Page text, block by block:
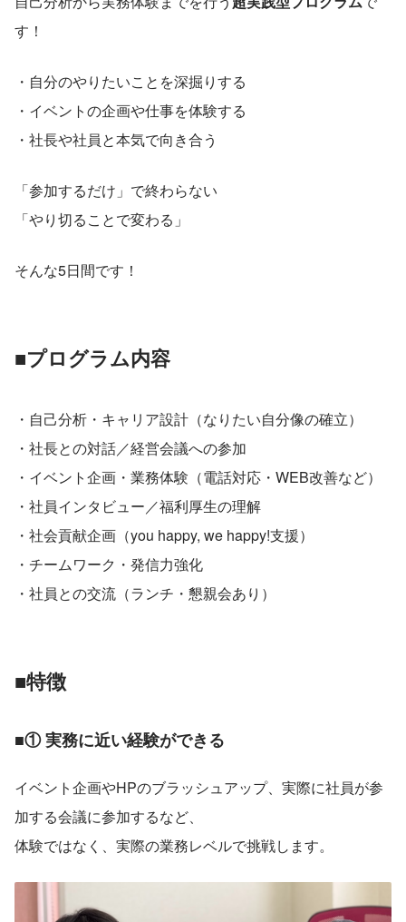
す！
・自分のやりたいことを深掘りする
・イベントの企画や仕事を体験する
・社長や社員と本気で向き合う
「参加するだけ」で終わらない
「やり切ることで変わる」
そんな5日間です！
■プログラム内容
・自己分析・キャリア設計（なりたい自分像の確立）
・社長との対話／経営会議への参加
・イベント企画・業務体験（電話対応・WEB改善など）
・社員インタビュー／福利厚生の理解
・社会貢献企画（you happy, we happy!支援）
・チームワーク・発信力強化
・社員との交流（ランチ・懇親会あり）
■特徴
■① 実務に近い経験ができる
イベント企画やHPのブラッシュアップ、実際に社員が参
加する会議に参加するなど、
体験ではなく、実際の業務レベルで挑戦します。